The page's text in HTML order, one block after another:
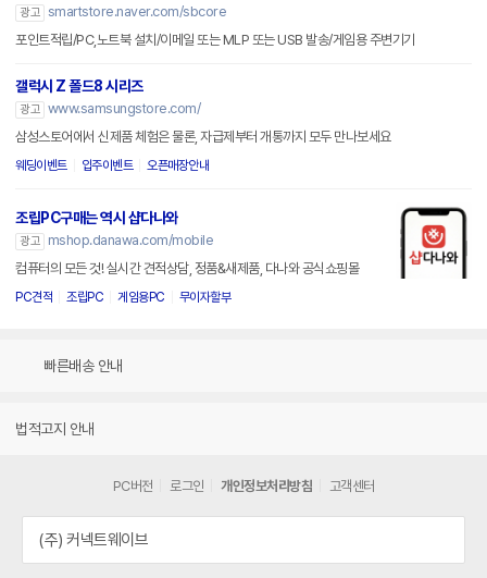
광고 smartstore.naver.com/sbcore
포인트적립/PC,노트북 설치/이메일 또는 MLP 또는 USB 발송/게임용 주변기기
갤럭시 Z 폴드8 시리즈
광고 www.samsungstore.com/
삼성스토어에서 신제품 체험은 물론, 자급제부터 개통까지 모두 만나보세요
웨딩이벤트 입주이벤트 오픈매장안내
조립PC구매는 역시 샵다나와
광고
mshop.danawa.com/mobile
컴퓨터의 모든 것! 실시간 견적상담, 정품&새제품, 다나와 공식쇼핑몰
PC견적 조립PC 게임용PC 무이자할부
빠른배송 안내
법적고지 안내
PC버전 로그인 개인정보처리방침 고객센터
(주) 커넥트웨이브